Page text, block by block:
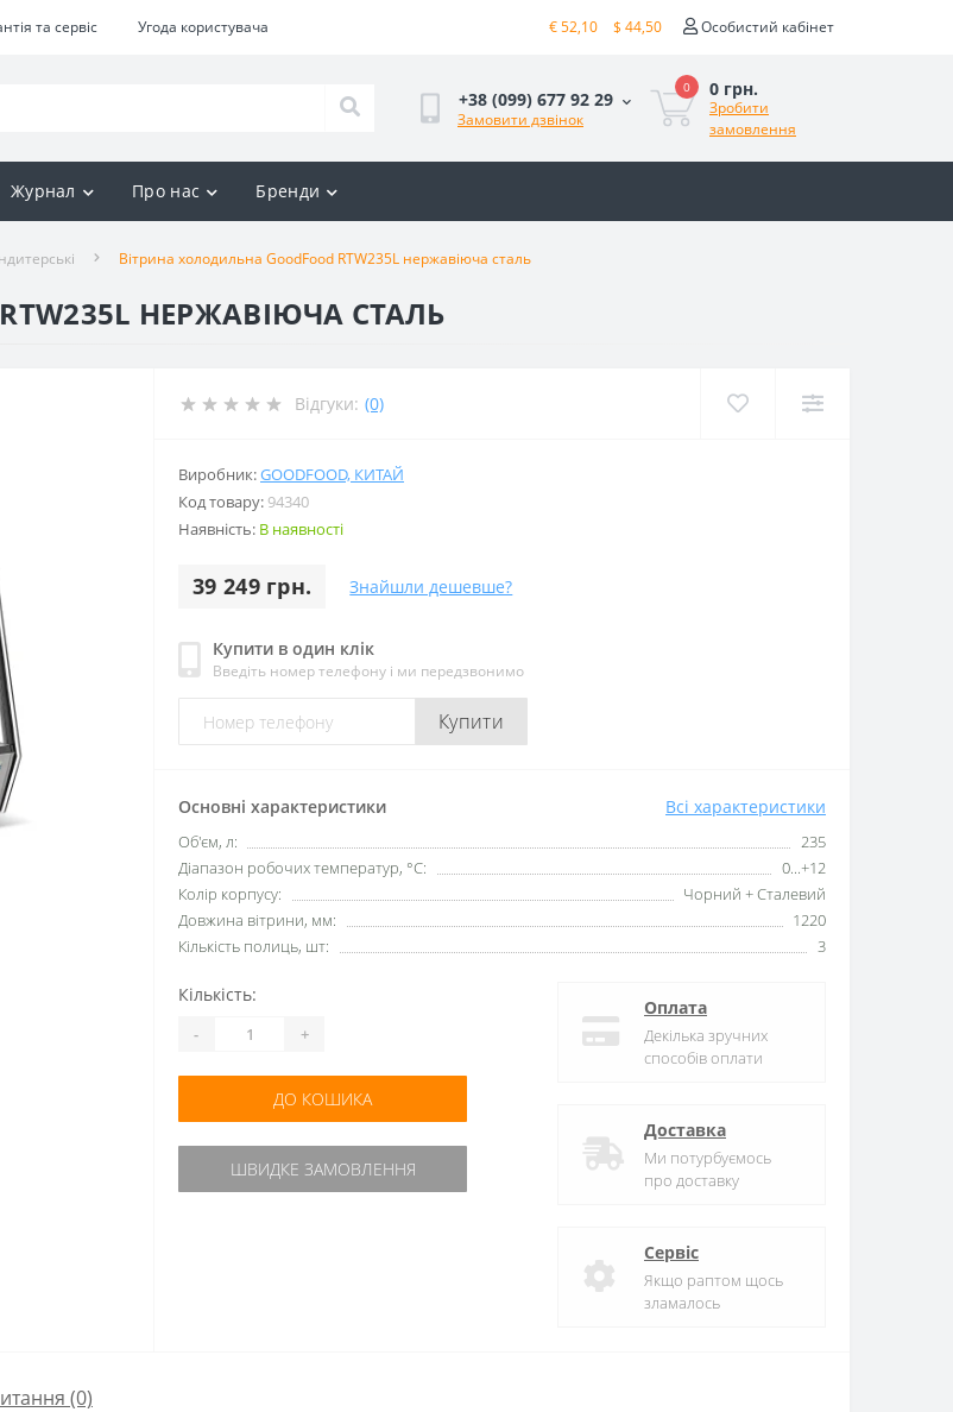
та сервіс Угода користувача € 52,10 $ 44,50 Особистий кабінет
+38 (099) 677 92 29
Замовити дзвінок
0 0 грн.
Зробити
замовлення
Журнал Про нас Бренди
Вітрина холодильна GoodFood RTW235L нержавіюча сталь
НЕРЖАВІЮЧА СТАЛЬ
Відгуки: (0)
Виробник:GOODFOOD, КИТАЙ
Код товару: 94340
Наявність: В наявності
39 249 грн. Знайшли дешевше?
Купити в один клік
Введіть номер телефону і ми передзвонимо
Купити
Основні характеристики Всі характеристики
Об'єм, л:
235
Діапазон робочих температур, °C:
0...+12
Колір корпусу:
Чорний + Сталевий
Довжина вітрини, мм:
1220
Кількість полиць, шт:
3
Кількість:
- +
ДО КОШИКА
ШВИДКЕ ЗАМОВЛЕННЯ
Оплата
Декілька зручних
способів оплати
Доставка
Ми потурбуємось
про доставку
Сервіс
Якщо раптом щось
зламалось
(0)